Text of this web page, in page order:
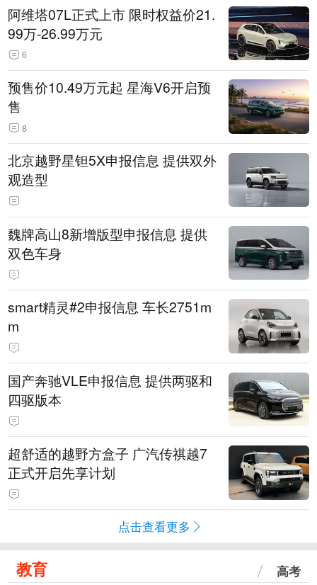
阿维塔07L正式上市 限时权益价21.
99万-26.99万元
6
预售价10.49万元起 星海V6开启预
售
8
北京越野星钽5X申报信息 提供双外
观造型
魏牌高山8新增版型申报信息 提供
双色车身
smart精灵#2申报信息 车长2751m
m
国产奔驰VLE申报信息 提供两驱和
四驱版本
超舒适的越野方盒子 广汽传祺越7
正式开启先享计划
点击查看更多
教育 高考